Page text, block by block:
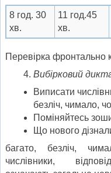
8 год. 30
хв.
11 год.45
хв.
Перевірка фронтально
Вибірковий
Виписати
безліч, чимало,
Поміняйтесь
Що нового
багато, безліч,
числівники,